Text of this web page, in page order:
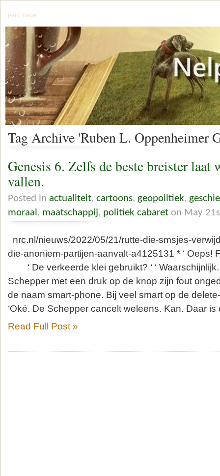
jerry mager
Tag Archive 'Ruben L. Oppenheimer
Genesis 6. Zelfs de beste breister laat
vallen.
Posted in actualiteit, cartoons, geopolitiek,
moraal , maatschappij, politiek cabaret on May
nrc.nl/nieuws/2022/05/21/rutte-die-smsjes-
die-anoniem-partijen-aanvalt-a4125131 * ‘ Oeps!
‘ De verkeerde klei gebruikt? ‘ ‘
Schepper met een druk op de knop zijn fout
de naam smart-phone. Bij veel smart op de
‘Oké. De Schepper cancelt weleens. Kan. Daar
Read Full Post »